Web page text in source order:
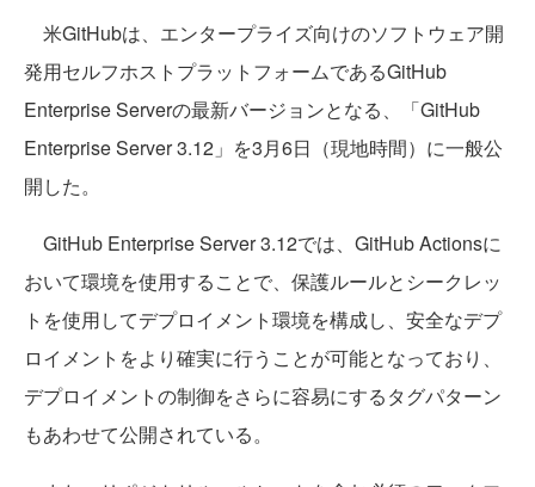
米GitHubは、エンタープライズ向けのソフトウェア開
発用セルフホストプラットフォームであるGitHub
Enterprise Serverの最新バージョンとなる、「GitHub
Enterprise Server 3.12」を3月6日（現地時間）に一般公
開した。
GitHub Enterprise Server 3.12では、GitHub Actionsに
おいて環境を使用することで、保護ルールとシークレッ
トを使用してデプロイメント環境を構成し、安全なデプ
ロイメントをより確実に行うことが可能となっており、
デプロイメントの制御をさらに容易にするタグパターン
もあわせて公開されている。